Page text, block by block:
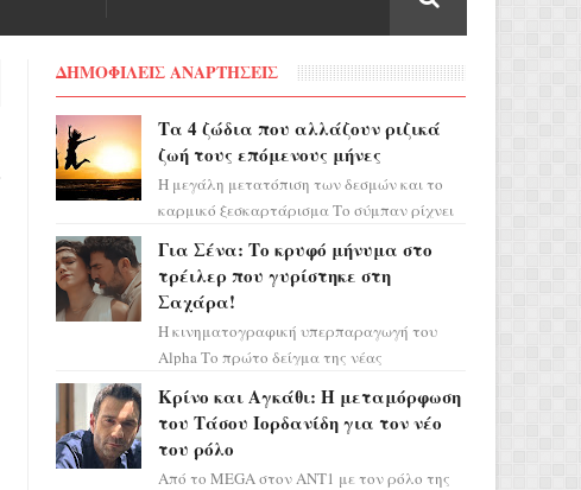
ΔΗΜΟΦΙΛΕΙΣ ΑΝΑΡΤΗΣΕΙΣ
Τα 4 ζώδια που αλλάζουν ριζικά
ζωή τους επόμενους μήνες
Η μεγάλη μετατόπιση των δεσμών και το
καρμικό ξεσκαρτάρισμα Το σύμπαν ρίχνει
προειδοποιεί: οι σελην...
Για Σένα: Το κρυφό μήνυμα στο
τρέιλερ που γυρίστηκε στη
Σαχάρα!
Η κινηματογραφική υπερπαραγωγή του
Alpha Το πρώτο δείγμα της νέας
η αισθητική του ξεπερνά κάθε π...
Κρίνο και Αγκάθι: Η μεταμόρφωση
του Τάσου Ιορδανίδη για τον νέο
του ρόλο
Από το MEGA στον ΑΝΤ1 με τον ρόλο της